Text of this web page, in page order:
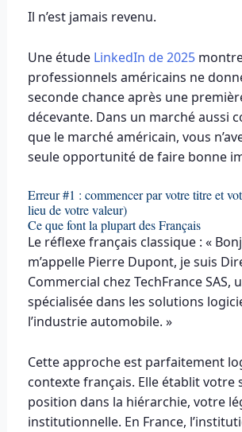
Il n’est jamais revenu.
Une étude LinkedIn de 2025montre
professionnels américains ne
seconde chance après une
décevante. Dans un marché aussi
que le marché américain, vous
seule opportunité de faire bonne
Erreur #1 : commencer par votre titre et
lieu de votre valeur)
Ce que font la plupart des Français
Le réflexe français classique : «
m’appelle Pierre Dupont, je suis
Commercial chez TechFrance SAS,
spécialisée dans les solutions
l’industrie automobile. »
Cette approche est parfaitement
contexte français. Elle établit votre
position dans la hiérarchie, votre
institutionnelle. En France,